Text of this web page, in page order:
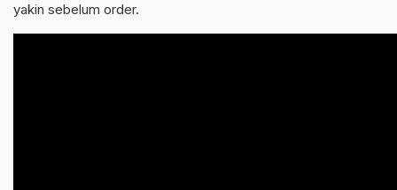
yakin sebelum order.